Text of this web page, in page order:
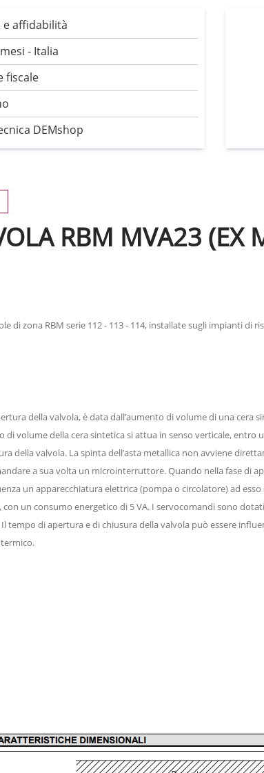
e affidabilità
- Italia
fiscale
DEMshop
RBM MVA23 (EX
zona RBM serie 112 - 113 - 114, installate sugli impianti di
della valvola, è data dall’aumento di volume di una cera
volume della cera sintetica si attua in senso verticale,
della valvola. La spinta dell’asta metallica non avviene
a sua volta un microinterruttore. Quando nella fase di
un apparecchiatura elettrica (pompa o circolatore) ad
un consumo energetico di 5 VA. I servocomandi sono
di apertura e di chiusura della valvola può essere